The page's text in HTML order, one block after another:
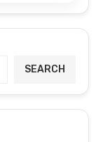
SEARCH